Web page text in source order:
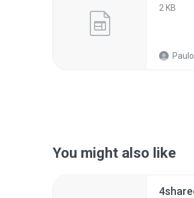
2 KB
Paulo
You might also like